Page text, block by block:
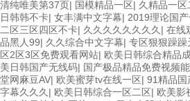
清纯唯美第37页| 国模精品一区| 久精品一区
日韩韩不卡| 女丰满中文字幕| 2019理论国产
二区三区四区不卡| 久久久久久久久久| 在线
品黑人99| 久久综合中文字幕| 专区狠狠躁躁
区2区3区免费观看网站| 欧美日韩综合精品
美日韩国产无线码| 国产极品精品免费视频
堂网麻豆AV| 欧美蜜芽tv在线一区| 91精品国
字幕久久久| 欧美日韩综合一区二区| 欧美影